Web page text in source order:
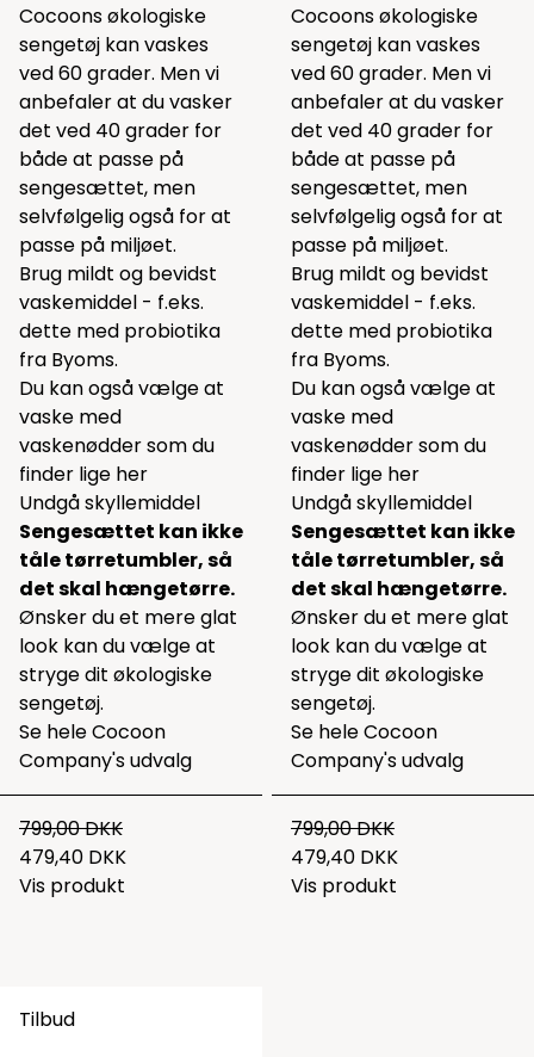
Cocoons økologiske
sengetøj kan vaskes
ved 60 grader. Men vi
anbefaler at du vasker
det ved 40 grader for
både at passe på
sengesættet, men
selvfølgelig også for at
passe på miljøet.
Brug mildt og bevidst
vaskemiddel - f.eks.
dette med probiotika
fra Byoms.
Du kan også vælge at
vaske med
vaskenødder som du
finder lige her
Undgå skyllemiddel
Sengesættet kan ikke
tåle tørretumbler, så
det skal hængetørre.
Ønsker du et mere glat
look kan du vælge at
stryge dit økologiske
sengetøj.
Se heleCocoon
Company's udvalg
799,00 DKK
479,40 DKK
Vis produkt
Cocoons økologiske
sengetøj kan vaskes
ved 60 grader. Men vi
anbefaler at du vasker
det ved 40 grader for
både at passe på
sengesættet, men
selvfølgelig også for at
passe på miljøet.
Brug mildt og bevidst
vaskemiddel - f.eks.
dette med probiotika
fra Byoms.
Du kan også vælge at
vaske med
vaskenødder som du
finder lige her
Undgå skyllemiddel
Sengesættet kan ikke
tåle tørretumbler, så
det skal hængetørre.
Ønsker du et mere glat
look kan du vælge at
stryge dit økologiske
sengetøj.
Se heleCocoon
Company's udvalg
799,00 DKK
479,40 DKK
Vis produkt
Tilbud